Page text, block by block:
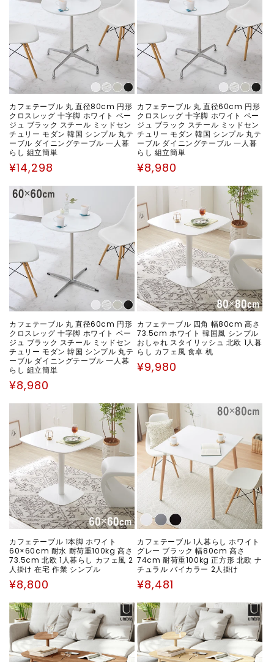
カフェテーブル 丸 直径80cm 円形
クロスレッグ 十字脚 ホワイト ベー
ジュ ブラック スチール ミッドセン
チュリー モダン 韓国 シンプル 丸テ
ーブル ダイニングテーブル 一人暮
らし 組立簡単
通
価
¥14,298
カフェテーブル 丸 直径60cm 円形
クロスレッグ 十字脚 ホワイト ベー
ジュ ブラック スチール ミッドセン
チュリー モダン 韓国 シンプル 丸テ
ーブル ダイニングテーブル 一人暮
らし 組立簡単
通
格
¥8,980
カフェテーブル 丸 直径60cm 円形
クロスレッグ 十字脚 ホワイト ベー
ジュ ブラック スチール ミッドセン
チュリー モダン 韓国 シンプル 丸テ
ーブル ダイニングテーブル 一人暮
らし 組立簡単
通
格
¥8,980
カフェテーブル 四角 幅80cm 高さ
73.5cm ホワイト 韓国風 シンプル
おしゃれ スタイリッシュ 北欧 1人暮
らし カフェ風 食卓 机
通
格
¥9,980
カフェテーブル 1本脚 ホワイト
60×60cm 耐水 耐荷重100kg 高さ
73.5cm 北欧 1人暮らし カフェ風 2
人掛け 在宅 作業 シンプル
通
価
格
¥8,800
カフェテーブル 1人暮らし ホワイト
グレー ブラック 幅80cm 高さ
74cm 耐荷重100kg 正方形 北欧 ナ
チュラル バイカラー 2人掛け
通
価
格
¥8,481